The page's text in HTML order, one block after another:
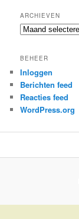
ARCHIEVEN
Archieven
BEHEER
Inloggen
Berichten feed
Reacties feed
WordPress.org